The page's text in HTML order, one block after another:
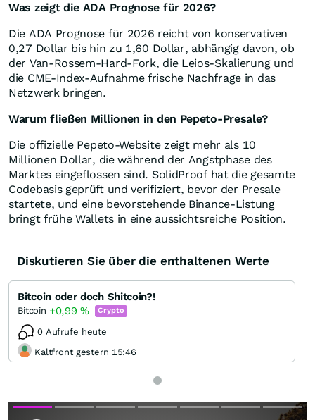
Was zeigt die ADA Prognose für 2026?
Die ADA Prognose für 2026 reicht von konservativen
0,27 Dollar bis hin zu 1,60 Dollar, abhängig davon, ob
der Van-Rossem-Hard-Fork, die Leios-Skalierung und
die CME-Index-Aufnahme frische Nachfrage in das
Netzwerk bringen.
Warum fließen Millionen in den Pepeto-Presale?
Die offizielle Pepeto-Website zeigt mehr als 10
Millionen Dollar, die während der Angstphase des
Marktes eingeflossen sind. SolidProof hat die gesamte
Codebasis geprüft und verifiziert, bevor der Presale
startete, und eine bevorstehende Binance-Listung
bringt frühe Wallets in eine aussichtsreiche Position.
Diskutieren Sie über die enthaltenen Werte
Bitcoin oder doch Shitcoin?!
Bitcoin +0,99% Crypto
0 Aufrufe heute
Kaltfront gestern 15:46